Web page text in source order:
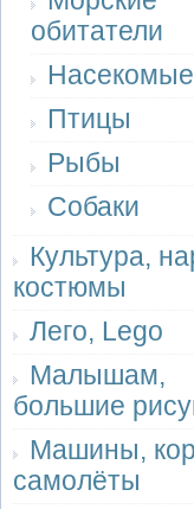
обитатели
Насекомые
Птицы
Рыбы
Собаки
Культура,
костюмы
Лего, Lego
Малышам,
большие
Машины,
самолёты